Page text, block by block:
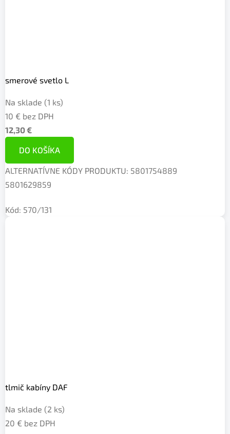
smerové svetlo L
Na sklade (1 ks)
10 € bez DPH
12,30 €
DO KOŠÍKA
ALTERNATÍVNE KÓDY PRODUKTU: 5801754889
5801629859
Kód: 570/131
tlmič kabíny DAF
Na sklade (2 ks)
20 € bez DPH